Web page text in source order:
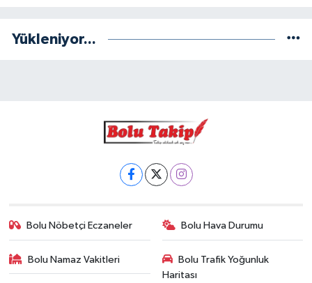
Yükleniyor...
Bolu Nöbetçi Eczaneler Bolu Hava Durumu
Bolu Namaz Vakitleri
Bolu Trafik Yoğunluk
Haritası